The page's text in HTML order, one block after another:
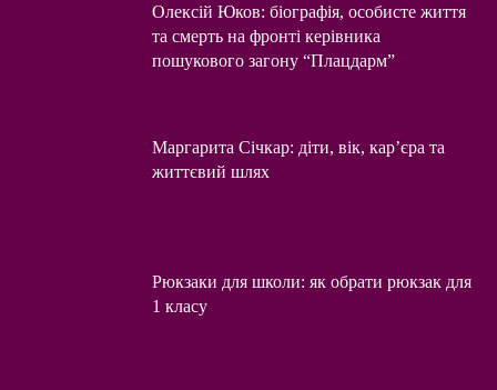
Олексій Юков: біографія, особисте життя
та смерть на фронті керівника
пошукового загону “Плацдарм”
Маргарита Січкар: діти, вік, кар’єра та
життєвий шлях
Рюкзаки для школи: як обрати рюкзак для
1 класу